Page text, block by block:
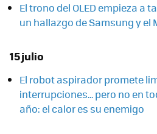
El trono del OLED empieza a
un hallazgo de Samsung y el
15 julio
El robot aspirador promete
interrupciones... pero no en
año: el calor es su enemigo